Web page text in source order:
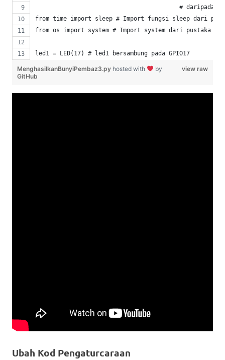
# daripada
from time import sleep # Import fungsi sleep dari
from os import system # Import system dari pustaka os
led1 = LED(17) # led1 bersambung pada GPIO17
led8 = LED(19) # led8 bersambung pada GPIO19
sw1 = Button(21) # sw1 bersambung pada GPIO21
elif sw2.is_pressed == True: # Jika sw2
print("Butang sw2 ditekan.") # Paparkan
buzzer.beep(0.1, 0.1, 1) # Bunyi bip
view raw
MenghasilkanBunyiPembaz3.py hosted with
by
GitHub
Ubah Kod Pengaturcaraan